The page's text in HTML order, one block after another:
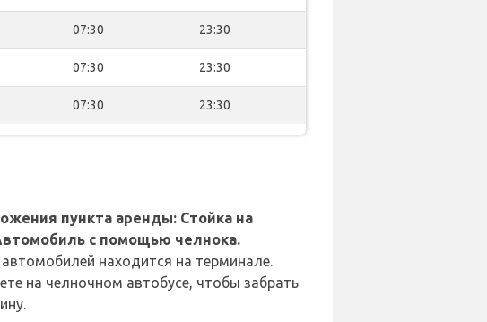
07:30 23:30
07:30 23:30
07:30 23:30
пункта аренды: Стойка на
с помощью челнока.
находится на терминале.
на челночном автобусе, чтобы забрать